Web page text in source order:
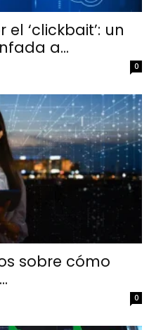
‘clickbait’: un
a...
0
sobre cómo
0